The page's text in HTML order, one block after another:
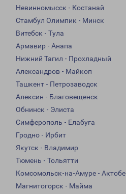
Невинномысск - Костанай
Стамбул Олимпик - Минск
Витебск - Тула
Армавир - Анапа
Нижний Тагил - Прохладный
Александров - Майкоп
Ташкент - Петрозаводск
Алексин - Благовещенск
Обнинск - Элиста
Симферополь - Елабуга
Гродно - Ирбит
Якутск - Владимир
Тюмень - Тольятти
Комсомольск-на-Амуре - Актобе
Магнитогорск - Майма